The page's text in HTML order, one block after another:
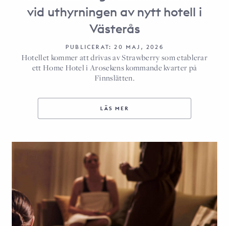
vid uthyrningen av nytt hotell i
Västerås
PUBLICERAT: 20 MAJ, 2026
Hotellet kommer att drivas av Strawberry som etablerar
ett Home Hotel i Arosekens kommande kvarter på
Finnslätten.
LÄS MER